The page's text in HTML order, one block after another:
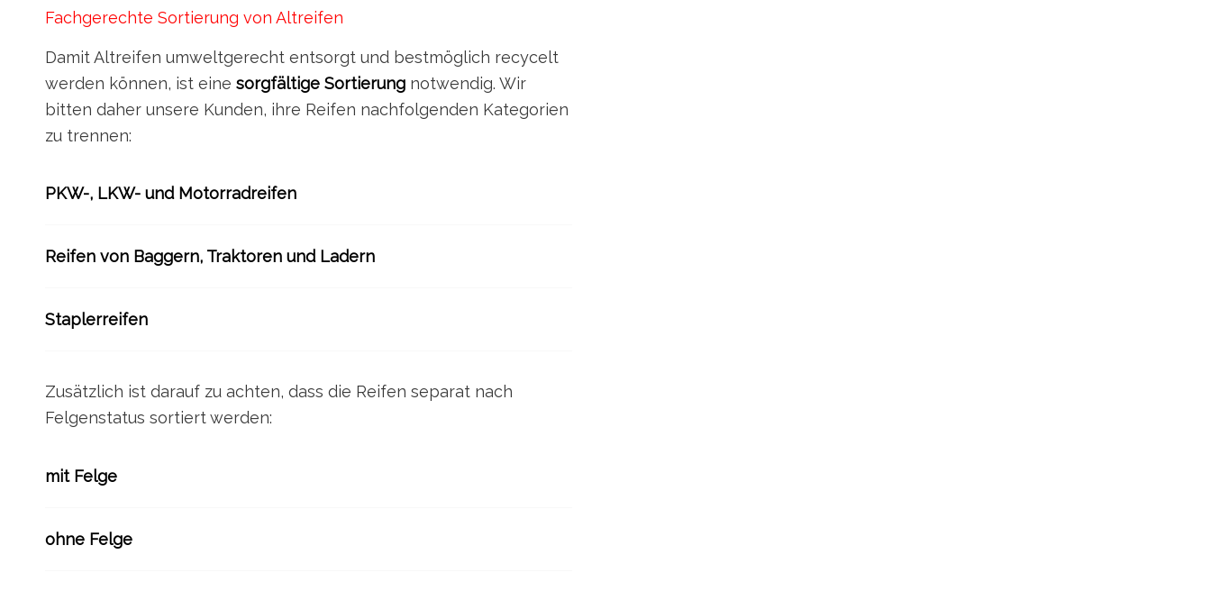
Fachgerechte Sortierung von Altreifen
Damit Altreifen umweltgerecht entsorgt und bestmöglich recycelt
werden können, ist eine sorgfältige Sortierung notwendig. Wir
bitten daher unsere Kunden, ihre Reifen nachfolgenden Kategorien
zu trennen:
PKW-, LKW- und Motorradreifen
Reifen von Baggern, Traktoren und Ladern
Staplerreifen
Zusätzlich ist darauf zu achten, dass die Reifen separat nach
Felgenstatus sortiert werden:
mit Felge
ohne Felge